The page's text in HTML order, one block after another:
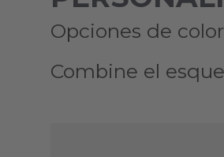
Opciones de
Combine el